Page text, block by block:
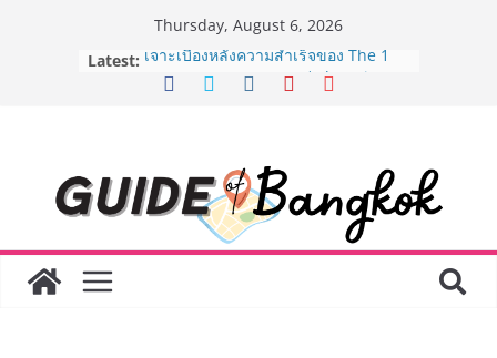
Thursday, August 6, 2026
Latest: เจาะเบื้องหลังความสำเร็จของ The 1
Day 2026 จากแคมเปญสู่ Shopping
จ่าย ผสาน Ecosystem ที่แข็งแกร่งของ
กลุ่มเซ็นทรัล สร้างยอดขายสูงสุดในรอบ
3 ปี
กรมการท่องเที่ยวเดินหน้าสร้าง Green
Coach รุ่นใหม่ ขับเคลื่อนการท่องเที่ยว